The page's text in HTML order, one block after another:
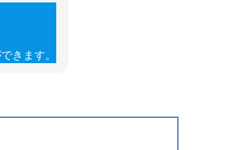
きます。